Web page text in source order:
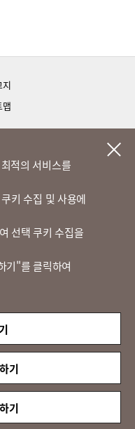
지
맵
설치
적의 서비스를
키 수집 및 사용에
선택 쿠키 수집을
기"를 클릭하여
기
기